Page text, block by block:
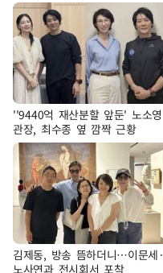
''9440억 재산분할 앞둔' 노소영
관장, 최수종 옆 깜짝 근황
김제동, 방송 뜸하더니…이문세·
노사연과 전시회서 포착